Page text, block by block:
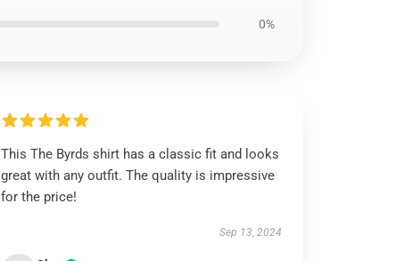
0%
This The Byrds shirt has a classic fit and looks
great with any outfit. The quality is impressive
for the price!
Sep 13, 2024